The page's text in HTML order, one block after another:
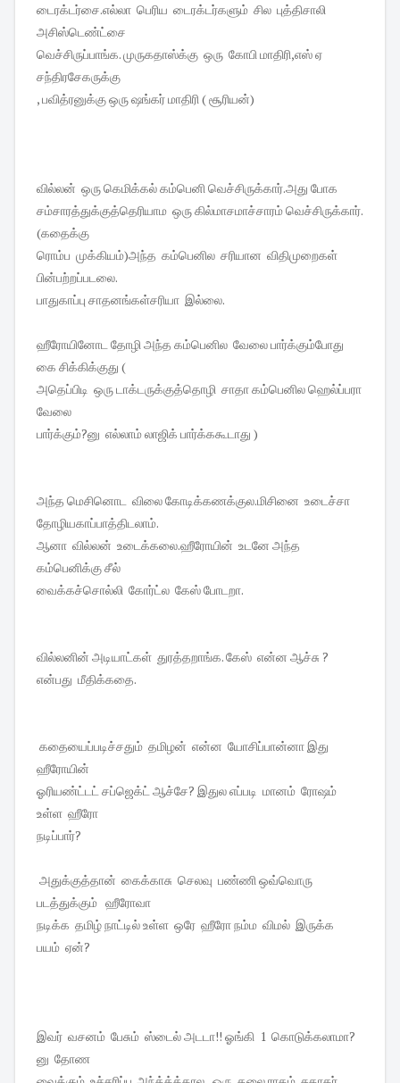
டைரக்டர்சை.எல்லா பெரிய டைரக்டர்களும் சில புத்திசாலி
அசிஸ்டெண்ட்சை
வெச்சிருப்பாங்க. முருகதாஸ்க்கு ஒரு கோபி மாதிரி,எஸ் ஏ
சந்திரசேகருக்கு
, பவித்ரனுக்கு ஒரு ஷங்கர் மாதிரி ( சூரியன்)
வில்லன் ஒரு கெமிக்கல் கம்பெனி வெச்சிருக்கார்.அது போக
சம்சாரத்துக்குத்தெரியாம ஒரு கில்மாசமாச்சாரம் வெச்சிருக்கார்.
(கதைக்கு
ரொம்ப முக்கியம்)அந்த கம்பெனில சரியான விதிமுறைகள்
பின்பற்றப்படலை.
பாதுகாப்பு சாதனங்கள்சரியா இல்லை.
ஹீரோயினோட தோழி அந்த கம்பெனில வேலை பார்க்கும்போது
கை சிக்கிக்குது (
அதெப்பிடி ஒரு டாக்டருக்குத்தொழி சாதா கம்பெனில ஹெல்ப்பரா
வேலை
பார்க்கும்?னு எல்லாம் லாஜிக் பார்க்ககூடாது )
அந்த மெசினொட விலை கோடிக்கணக்குல.மிசினை உடைச்சா
தோழியகாப்பாத்திடலாம்.
ஆனா வில்லன் உடைக்கலை.ஹீரோயின் உடனே அந்த
கம்பெனிக்கு சீல்
வைக்கச்சொல்லி கோர்ட்ல கேஸ் போடறா.
வில்லனின் அடியாட்கள் துரத்தறாங்க. கேஸ் என்ன ஆச்சு ?
என்பது மீதிக்கதை.
கதையைப்படிச்சதும் தமிழன் என்ன யோசிப்பான்னா இது
ஹீரோயின்
ஓரியண்ட்டட் சப்ஜெக்ட் ஆச்சே? இதுல எப்படி மானம் ரோஷம்
உள்ள ஹீரோ
நடிப்பார்?
அதுக்குத்தான் கைக்காசு செலவு பண்ணி ஒவ்வொரு
படத்துக்கும் ஹீரோவா
நடிக்க தமிழ் நாட்டில் உள்ள ஒரே ஹீரோ நம்ம விமல் இருக்க
பயம் ஏன்?
இவர் வசனம் பேசும் ஸ்டைல் அடடா!! ஓங்கி 1 கொடுக்கலாமா?
னு தோண